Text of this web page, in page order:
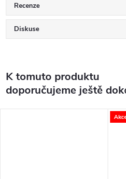
Recenze
Diskuse
K tomuto produktu
doporučujeme ještě